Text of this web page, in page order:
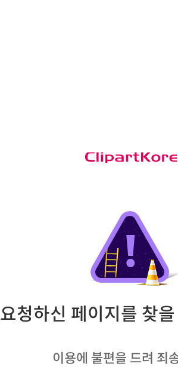
요청하신 페이지를 찾
이용에 불편을 드려 죄